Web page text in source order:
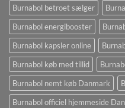
Burnabol betroet sælger
Burnabol energibooster
Burnabol kapsler online
Burnabol køb med tillid
Burnabol nemt køb Danmark
Burnabol officiel hjemmeside